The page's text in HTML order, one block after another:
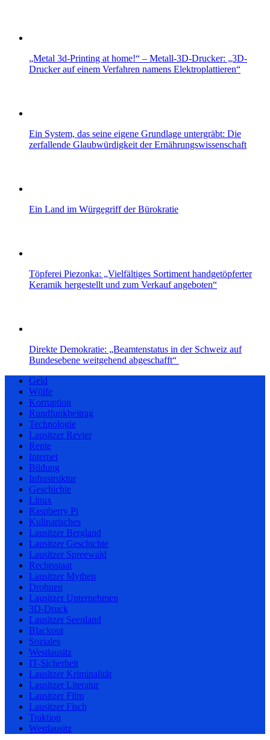
„Metal 3d-Printing at home!“ – Metall-3D-Drucker: „3D-
Drucker auf einem Verfahren namens Elektroplattieren“
Ein System, das seine eigene Grundlage untergräbt: Die
zerfallende Glaubwürdigkeit der Ernährungswissenschaft
Ein Land im Würgegriff der Bürokratie
Töpferei Piezonka: „Vielfältiges Sortiment handgetöpferter
Keramik hergestellt und zum Verkauf angeboten“
Direkte Demokratie: „Beamtenstatus in der Schweiz auf
Bundesebene weitgehend abgeschafft“
Geld
Wölfe
Korruption
Rundfunkbeitrag
Technologie
Lausitzer Revier
Rente
Internet
Bildung
Infrastruktur
Geschichte
Linux
Raspberry Pi
Kulinarisches
Lausitzer Bergland
Lausitzer Geschichte
Lausitzer Spreewald
Rechtsstaat
Lausitzer Mythen
Drohnen
Lausitzer Unternehmen
3D-Druck
Lausitzer Seenland
Blackout
Soziales
Westlausitz
IT-Sicherheit
Lausitzer Kriminalität
Lausitzer Literatur
Lausitzer Film
Lausitzer Fisch
Traktion
Westlausitz